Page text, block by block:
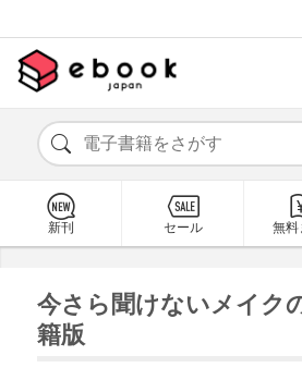
新刊 セール 無料
今さら聞けないメイク
籍版